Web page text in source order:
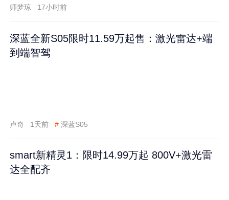
师梦琼 17小时前
深蓝全新S05限时11.59万起售：激光雷达+端
到端智驾
卢奇 1天前 # 深蓝S05
smart新精灵1：限时14.99万起 800V+激光雷
达全配齐